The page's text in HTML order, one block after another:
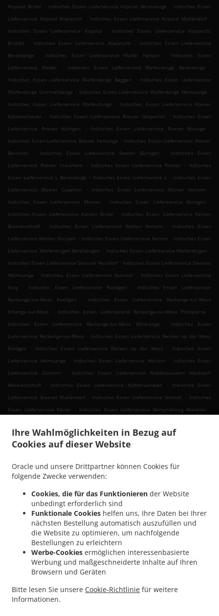
Ihre Wahlmöglichkeiten in Bezug auf
Cookies auf dieser Website
Oracle und unsere Drittpartner können Cookies für
folgende Zwecke verwenden:
Cookies, die für das Funktionieren der Website
unbedingt erforderlich sind
Funktionale Cookies helfen uns, Ihre Daten bei Ihrer
nächsten Bestellung automatisch auszufüllen und
die Website zu optimieren, um nachfolgende
Bestellungen zu erleichtern
Werbe-Cookies ermöglichen interessenbasierte
Werbung und maßgeschneiderte Inhalte auf Ihren
Browsern und Geräten
Bitte lesen Sie unsere Cookie-Richtlinie für weitere
Informationen.
Kopstal Bridel . Indisches Essen Lieferservice Kopstal Bereldange . Indisches Essen
Lieferservice Kopstal Koplescht
. Indisches Essen Lieferservice Kopstal Mullendorf .
Indisches Essen Lieferservice Kopstal
.
Indisches Essen Lieferservice Koplescht
Briddel
. Indisches Essen Lieferservice Koplescht . Indisches Essen Lieferservice
Bereldange
. Indisches Essen Lieferservice Walfer Helsem .
Indisches Essen
Lieferservice Walfer
. Indisches Essen Lieferservice Walferdange Bereldange
.
Indisches Essen Lieferservice Walferdange Beggen
. Indisches Essen Lieferservice
Walferdange Dommeldange . Indisches Essen Lieferservice Walferdange Helmsange .
Indisches Essen Lieferservice Walferdange
. Indisches Essen Lieferservice Roeser
Kockelscheuer . Indisches Essen Lieferservice Roeser Gasperich . Indisches Essen
Lieferservice Roeser Alzingen
. Indisches Essen Lieferservice Roeser Bivange
.
Indisches Essen Lieferservice Roeser Fentange . Indisches Essen Lieferservice Roeser
Berchem
. Indisches Essen Lieferservice Roeser Bivingen .
Indisches Essen
Lieferservice Roeser Crauthem
. Indisches Essen Lieferservice Roeser . Indisches
Essen Lieferservice L Bereldange . Indisches Essen Lieferservice L . Indisches Essen
Lieferservice Mamer Capellen
. Indisches Essen Lieferservice Mamer Holzem
.
Indisches Essen Lieferservice Mamer
. Indisches Essen Lieferservice Alzingen
.
Indisches Essen Lieferservice Kehlen Bridel
. Indisches Essen Lieferservice Kehlen
Brameschhaff
. Indisches Essen Lieferservice Kehlen Holzem .
Indisches Essen
Lieferservice Kehlen Nospelt . Indisches Essen Lieferservice Kehlen . Indisches Essen
Lieferservice Walferdingen Bereldingen . Indisches Essen Lieferservice Walferdingen .
Indisches Essen Lieferservice Steinsel Heisdorf . Indisches Essen Lieferservice Steinsel
Helmsange
. Indisches Essen Lieferservice Steinsel . Indisches Essen Lieferservice
Itzig
. Indisches Essen Lieferservice Roedgen .
Indisches Essen Lieferservice
Reckange-sur-Mess Roedgen
.
Indisches Essen Lieferservice Reckange-sur-Mess
Ehlange-sur-Mess
. Indisches Essen Lieferservice Reckange-sur-Mess Pontpierre
.
Indisches Essen Lieferservice Reckange-sur-Mess Wickrange
.
Indisches Essen
Lieferservice Reckange-sur-Mess . Indisches Essen Lieferservice Recken op der Mess
Riedgen
. Indisches Essen Lieferservice Recken op der Mess . Indisches Essen
Lieferservice Helmsange
. Indisches Essen Lieferservice Holzem . Indisches Essen
Lieferservice Contern
.
Indisches Essen Lieferservice Nidderaanwen Neiduerf-
Weimeschhaff
. Indisches Essen Lieferservice Nidderaanwen .
Indisches Essen
Lieferservice Steesel Mullendorf . Indisches Essen Lieferservice Steesel . Indisches
Essen Lieferservice Réiser
. Indisches Essen Lieferservice Bettembourg Abweiler
.
Mondercange Pontpierre
. Indisches Essen Lieferservice Mondercange Bergem
Indisches Essen Lieferservice Mondercange . Indisches Essen Lieferservice Bergem
Indisches Essen Lieferservice Pontpierre . Indisches Essen Lieferservice Junglinster
Indisches Essen Lieferservice Weiler zum Tuer . Indisches Essen Lieferservice Weiler-
la-Tour Hassel
. Indisches Essen Lieferservice Weiler-la-Tour
Lieferservice Monnerich Steinbrücken
. Indisches Essen Lieferservice Monnerich
Indisches Essen Lieferservice Ehlange-sur-Mess
. Indisches Essen Lieferservice Kielen
Indisches Essen Lieferservice Findel Hamm . Indisches Essen Lieferservice Findel
Indisches Essen Lieferservice Reckingen/Mess Wickringen
.
Indisches Essen
Lieferservice Reckingen/Mess Ehlange-sur-Mess
.
Lieferservice Sandweiler Hamm . Indisches Essen Lieferservice Sandweiler